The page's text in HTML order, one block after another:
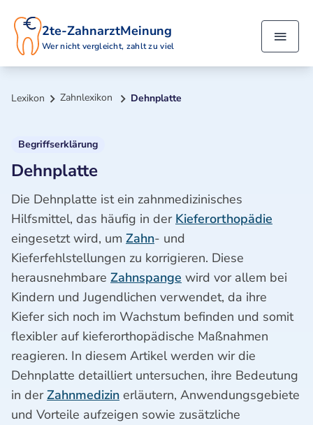
2te-ZahnarztMeinung
Wer nicht vergleicht, zahlt zu viel
Lexikon Zahnlexikon Dehnplatte
Begriffserklärung
Dehnplatte
Die Dehnplatte ist ein zahnmedizinisches
Hilfsmittel, das häufig in der Kieferorthopädie
eingesetzt wird, um Zahn- und
Kieferfehlstellungen zu korrigieren. Diese
herausnehmbare Zahnspange wird vor allem bei
Kindern und Jugendlichen verwendet, da ihre
Kiefer sich noch im Wachstum befinden und somit
flexibler auf kieferorthopädische Maßnahmen
reagieren. In diesem Artikel werden wir die
Dehnplatte detailliert untersuchen, ihre Bedeutung
in derZahnmedizin erläutern, Anwendungsgebiete
und Vorteile aufzeigen sowie zusätzliche